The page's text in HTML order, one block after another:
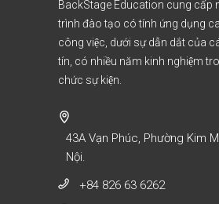
BackStage Education cung cấp
trình đào tạo có tính ứng dụng
công việc, dưới sự dẫn dắt của
tín, có nhiều năm kinh nghiệm
chức sự kiện.
43A Vạn Phúc, Phường Kim
Nội.
+84 826 63 6262